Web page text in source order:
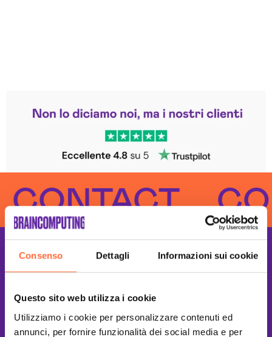
Consenso Dettagli Informazioni sui cookie
Questo sito web utilizza i cookie
Utilizziamo i cookie per personalizzare contenuti ed
annunci, per fornire funzionalità dei social media e per
Trustpilot